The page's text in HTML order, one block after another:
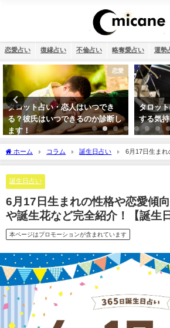
恋愛占い 復縁占い 不倫占い 略奪愛占い 運勢
復縁
タロット占い・元彼の今の私に対
する気持ちは？どう思ってる？
相性
この
き？
ホーム コラム 誕生日占い
6月17日生まれ
名人や誕生花など完全紹介！【誕生日占い】
誕生日占い
6月17日生まれの性格や恋愛傾
や誕生花など完全紹介！【誕生
本ページはプロモーションが含まれています